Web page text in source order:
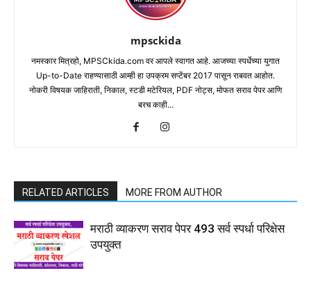
mpsckida
नमस्कार मित्रहो, MPSCkida.com वर आपले स्वागत आहे. आजच्या स्पर्धेच्या युगात
Up-to-Date राहण्यासाठी आम्ही हा उपक्रम सप्टेंबर 2017 पासून राबवत आहोत.
नोकरी विषयक जाहिराती, निकाल, स्टडी मटेरियल, PDF नोट्स, मोफत सराव पेपर आणि
बरच काही...
RELATED ARTICLES MORE FROM AUTHOR
मराठी व्याकरण सराव पेपर 493 सर्व स्पर्धा परिक्षेस
उपयुक्त